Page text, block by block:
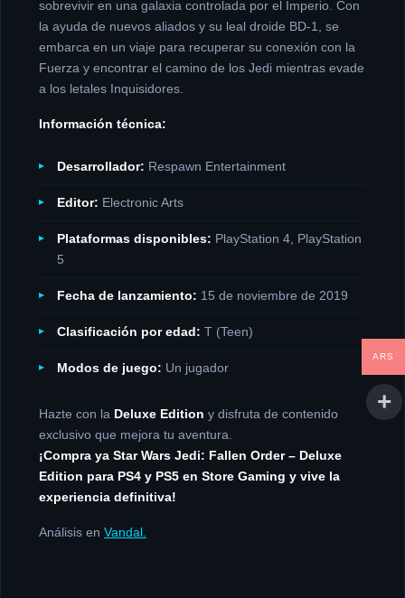
sobrevivir en una galaxia controlada por el Imperio. Con
la ayuda de nuevos aliados y su leal droide BD-1, se
embarca en un viaje para recuperar su conexión con la
Fuerza y encontrar el camino de los Jedi mientras evade
a los letales Inquisidores.
Información técnica:
Desarrollador: Respawn Entertainment
Editor: Electronic Arts
Plataformas disponibles: PlayStation 4, PlayStation
5
Fecha de lanzamiento: 15 de noviembre de 2019
Clasificación por edad: T (Teen)
Modos de juego: Un jugador
Hazte con la Deluxe Edition y disfruta de contenido
exclusivo que mejora tu aventura.
¡Compra ya Star Wars Jedi: Fallen Order – Deluxe
Edition para PS4 y PS5 en Store Gaming y vive la
experiencia definitiva!
Análisis en Vandal.
ARS